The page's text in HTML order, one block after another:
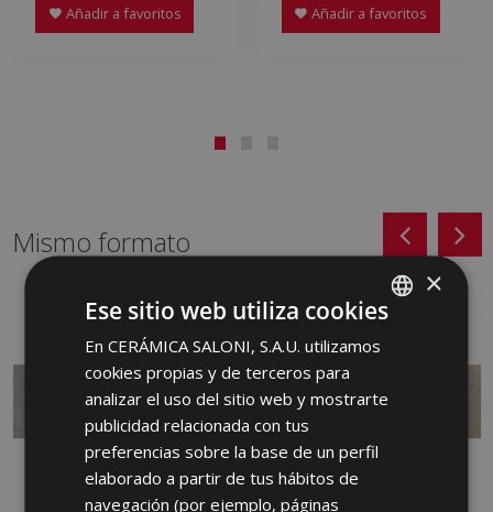
Añadir a favoritos Añadir a favoritos
Mismo formato
SPANISH
ENGLISH
GERMAN
×
Ese sitio web utiliza cookies
En CERÁMICA SALONI, S.A.U. utilizamos
cookies propias y de terceros para
analizar el uso del sitio web y mostrarte
publicidad relacionada con tus
preferencias sobre la base de un perfil
elaborado a partir de tus hábitos de
navegación (por ejemplo, páginas